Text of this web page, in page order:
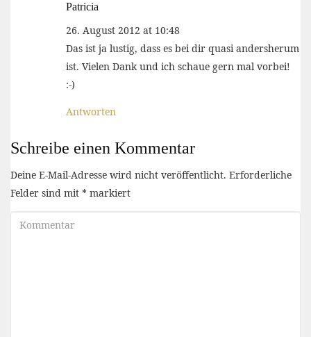
Patricia
26. August 2012 at 10:48
Das ist ja lustig, dass es bei dir quasi andersherum
ist. Vielen Dank und ich schaue gern mal vorbei!
:-)
Antworten
Schreibe einen Kommentar
Deine E-Mail-Adresse wird nicht veröffentlicht. Erforderliche
Felder sind mit * markiert
Kommentar